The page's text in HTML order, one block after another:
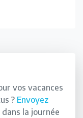
vos vacances
? Envoyez
la journée